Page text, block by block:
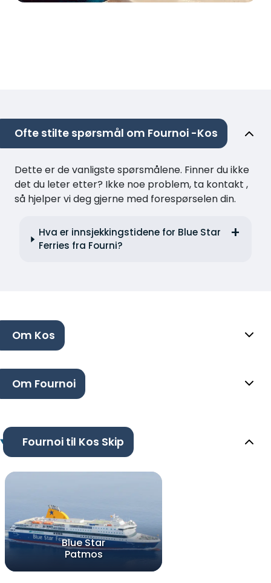
Ofte stilte spørsmål om Fournoi -Kos
Dette er de vanligste spørsmålene. Finner du ikke
det du leter etter? Ikke noe problem, ta kontakt ,
så hjelper vi deg gjerne med forespørselen din.
Hva er innsjekkingstidene for Blue Star
Ferries fra Fourni?
Om Kos
Om Fournoi
Fournoi til Kos Skip
Blue Star
Patmos